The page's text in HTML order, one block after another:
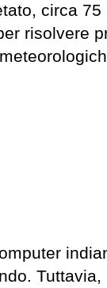
circa
risolvere